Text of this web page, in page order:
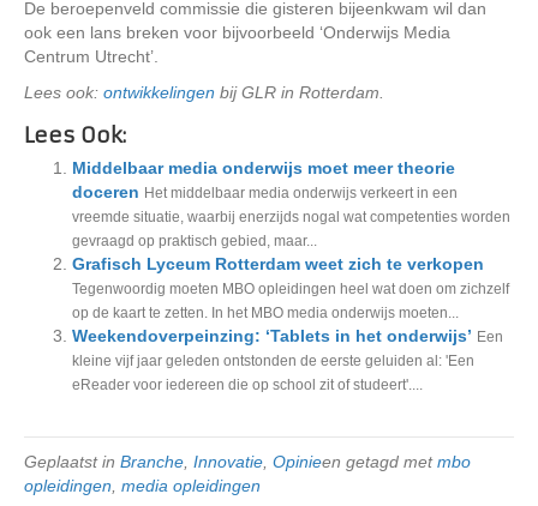
De beroepenveld commissie die gisteren bijeenkwam wil dan
ook een lans breken voor bijvoorbeeld ‘Onderwijs Media
Centrum Utrecht’.
Lees ook: ontwikkelingen bij GLR in Rotterdam.
Lees Ook:
Middelbaar media onderwijs moet meer theorie
doceren Het middelbaar media onderwijs verkeert in een
vreemde situatie, waarbij enerzijds nogal wat competenties worden
gevraagd op praktisch gebied, maar...
Grafisch Lyceum Rotterdam weet zich te verkopen
Tegenwoordig moeten MBO opleidingen heel wat doen om zichzelf
op de kaart te zetten. In het MBO media onderwijs moeten...
Weekendoverpeinzing: ‘Tablets in het onderwijs’ Een
kleine vijf jaar geleden ontstonden de eerste geluiden al: 'Een
eReader voor iedereen die op school zit of studeert'....
Geplaatst in Branche Innovatie Opinieen getagd metmbo
opleidingen media opleidingen